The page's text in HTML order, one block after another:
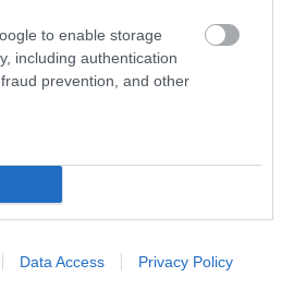
to enable storage
including authentication
prevention, and other
Data Access Privacy Policy